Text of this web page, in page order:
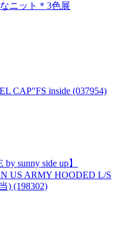
ニット＊3色展
CAP"FS inside (037954)
sunny side up】
US ARMY HOODED L/S
) (198302)